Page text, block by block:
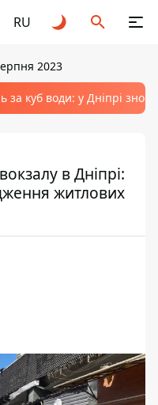
RU
2023
за куб води: у Дніпрі
в Дніпрі:
житлових